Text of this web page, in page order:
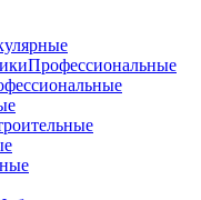
Профессиональные